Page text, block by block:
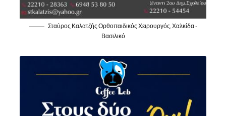
Σταύρος Καλατζής Ορθοπαιδικός Χειρουργός, Χαλκίδα -
Βασιλικό